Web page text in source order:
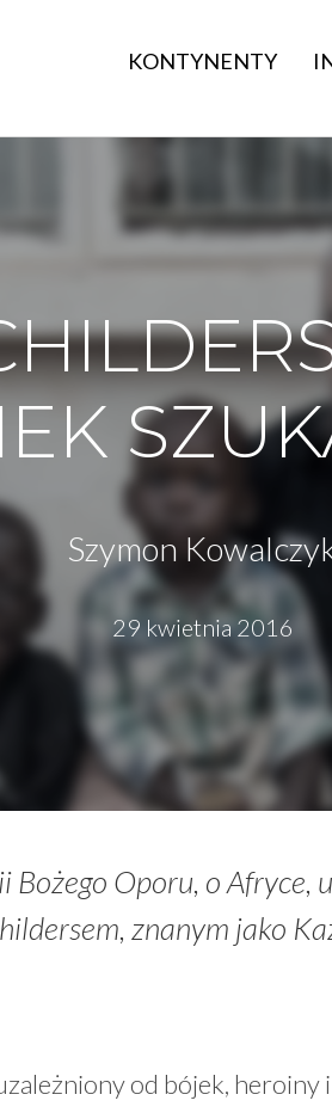
KONTYNENTY
Szymon
29 kwietnia 2016
Bożego Oporu, o Afryce,
znanym jako
od bójek,